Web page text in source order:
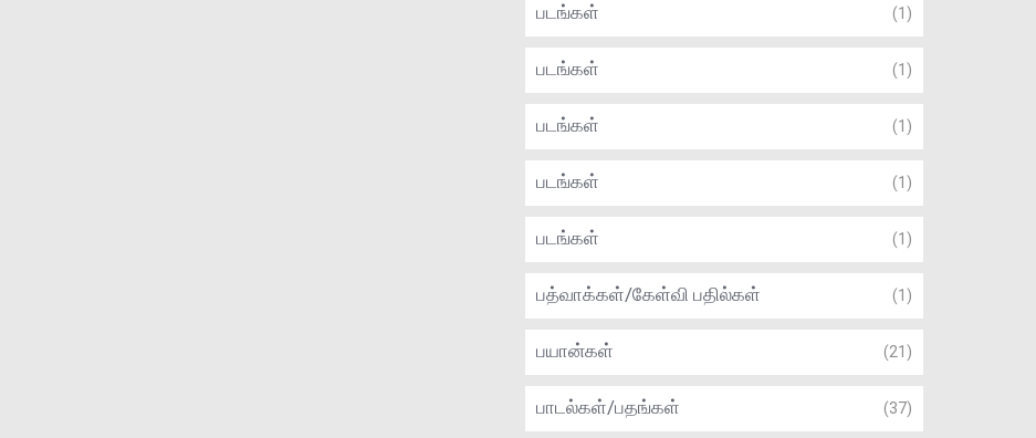
படங்கள் (1)
படங்கள் (1)
படங்கள் (1)
படங்கள் (1)
படங்கள் (1)
பத்வாக்கள்/கேள்வி பதில்கள் (1)
பயான்கள் (21)
பாடல்கள்/பதங்கள் (37)